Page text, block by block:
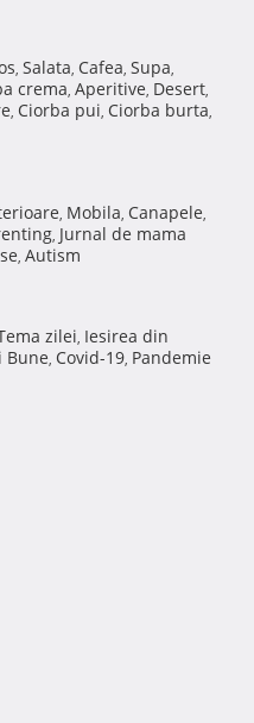
, Salata, Cafea, Supa,
crema, Aperitive, Desert,
, Ciorba pui, Ciorba burta,
, Mobila, Canapele,
, Jurnal de mama
, Autism
zilei, Iesirea din
Bune, Covid-19, Pandemie